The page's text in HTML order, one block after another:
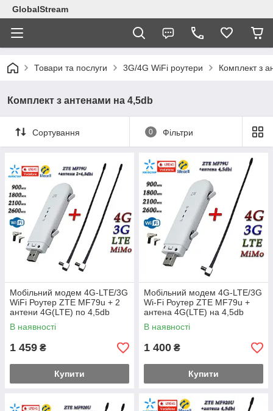
GlobalStream
Товари та послуги 3G/4G WiFi роутери Комплект з
Комплект з антенами на 4,5db
Сортування 0 Фільтри
Мобільний модем 4G-LTE/3G
WiFi Роутер ZTE MF79u + 2
антени 4G(LTE) по 4,5db
(Укр+rus. меню)
В наявності
1 459 ₴
Купити
Мобільний модем 4G-LTE/3G
Wi-Fi Роутер ZTE MF79u +
антена 4G(LTE) на 4,5db
(укр+рос меню)
В наявності
1 400 ₴
Купити